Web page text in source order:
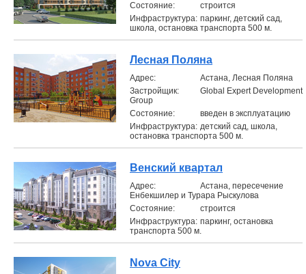
Состояние:
строится
Инфраструктура: паркинг, детский сад,
школа, остановка транспорта 500 м.
Лесная Поляна
Aдрес:
Астана, Лесная Поляна
Застройщик:
Global Expert Development
Group
Состояние:
введен в эксплуатацию
Инфраструктура: детский сад, школа,
остановка транспорта 500 м.
Венский квартал
Aдрес:
Астана, пересечение
Енбекшилер и Турара Рыскулова
Состояние:
строится
Инфраструктура: паркинг, остановка
транспорта 500 м.
Nova Сity